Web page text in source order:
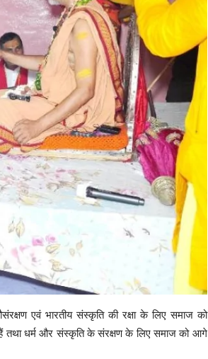
एवं भारतीय संस्कृति की रक्षा के लिए समाज को
हैं तथा धर्म और संस्कृति के संरक्षण के लिए समाज को आगे